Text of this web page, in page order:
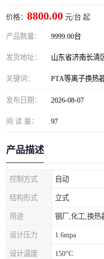
价格： 8800.00 元/台 起
产品数量： 9999.00台
发货地址： 山东省济南长清
关键词： PTA等离子换热
发布日期： 2026-08-07
阅 读 量： 97
产品描述
控制方式 自动
结构形式 立式
用途
设计压力 1.6mpa
设计温度 150°C